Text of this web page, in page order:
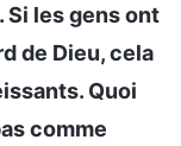
les gens ont
de Dieu, cela
Quoi
comme